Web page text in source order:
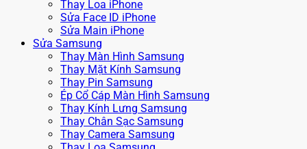
Thay Loa iPhone
Sửa Face ID iPhone
Sửa Main iPhone
Sửa Samsung
Thay Màn Hình Samsung
Thay Mặt Kính Samsung
Thay Pin Samsung
Ép Cổ Cáp Màn Hình Samsung
Thay Kính Lưng Samsung
Thay Chân Sạc Samsung
Thay Camera Samsung